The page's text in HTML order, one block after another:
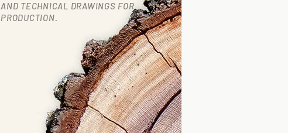
AND TECHNICAL DRAWINGS FOR
PRODUCTION.